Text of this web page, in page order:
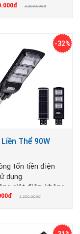
2.200.000đ
-32%
Thể 90W
tốn tiền điện
dụng.
giật điện, không
nổ
1.250.000đ